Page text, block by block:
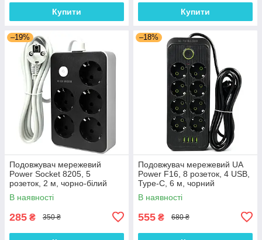
Купити Купити
–19%
Подовжувач мережевий
Power Socket 8205, 5
розеток, 2 м, чорно-білий
В наявності
285 ₴ 350 ₴
–18%
Подовжувач мережевий UA
Power F16, 8 розеток, 4 USB,
Type-C, 6 м, чорний
В наявності
555 ₴ 680 ₴